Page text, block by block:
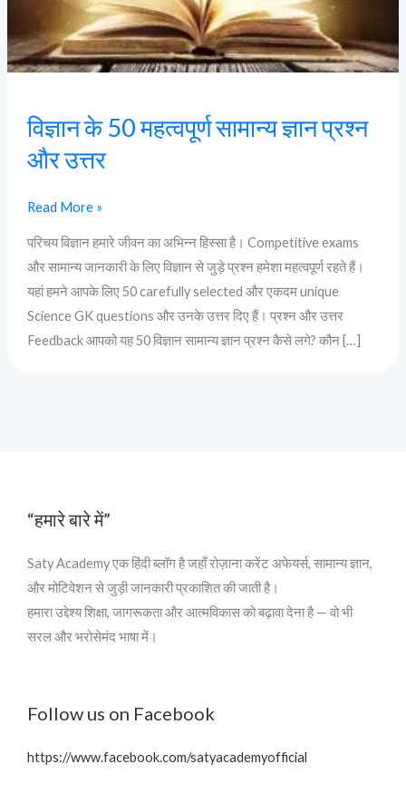
विज्ञान के 50 महत्वपूर्ण सामान्य ज्ञान प्रश्न
और उत्तर
और
उत्तर
Read More »
परिचय विज्ञान हमारे जीवन का अभिन्न हिस्सा है। Competitive exams
और सामान्य जानकारी के लिए विज्ञान से जुड़े प्रश्न हमेशा महत्वपूर्ण रहते हैं।
यहां हमने आपके लिए 50 carefully selected और एकदम unique
Science GK questions और उनके उत्तर दिए हैं। प्रश्न और उत्तर
Feedback आपको यह 50 विज्ञान सामान्य ज्ञान प्रश्न कैसे लगे? कौन […]
“हमारे बारे में”
Saty Academy एक हिंदी ब्लॉग है जहाँ रोज़ाना करेंट अफेयर्स, सामान्य ज्ञान,
और मोटिवेशन से जुड़ी जानकारी प्रकाशित की जाती है।
हमारा उद्देश्य शिक्षा, जागरूकता और आत्मविकास को बढ़ावा देना है — वो भी
सरल और भरोसेमंद भाषा में।
Follow us on Facebook
https://www.facebook.com/satyacademyofficial